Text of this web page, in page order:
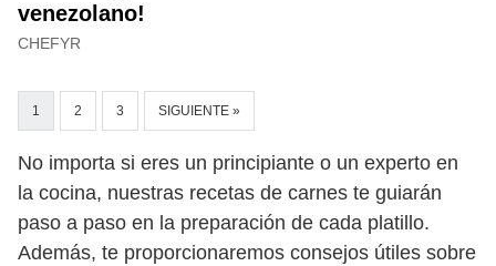
venezolano!
CHEFYR
1 2 3 SIGUIENTE »
No importa si eres un principiante o un experto en
la cocina, nuestras recetas de carnes te guiarán
paso a paso en la preparación de cada platillo.
Además, te proporcionaremos consejos útiles sobre